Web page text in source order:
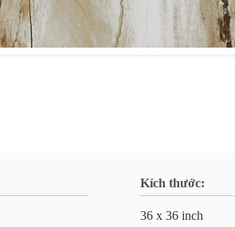
Kích thước:
36 x 36 inch